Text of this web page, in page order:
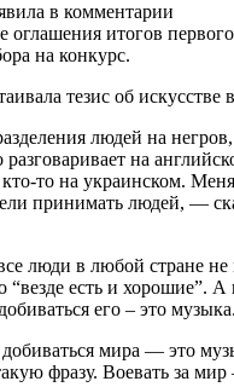
в комментарии
оглашения итогов первого
на конкурс.
тезис об искусстве
людей на негров,
разговаривает на
то на украинском. Меня
принимать людей, —
люди в любой стране не
есть и хорошие”. А
его – это музыка.
мира — это
фразу. Воевать за